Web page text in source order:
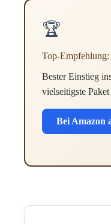
🏆
Top-
Bester Einstieg
vielseitigste
Bei Amazon